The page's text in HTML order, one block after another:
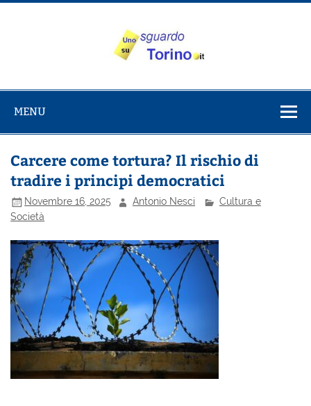
Salta
su Torino
MENU
Carcere come tortura? Il rischio di
tradire i principi democratici
Novembre 16, 2025 Antonio Nesci
Cultura e
Società